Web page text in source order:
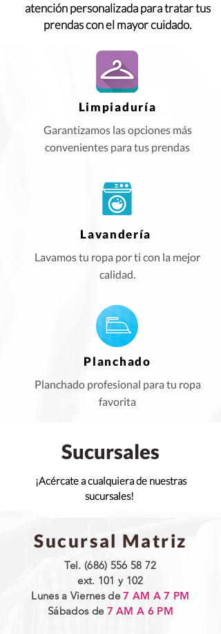
atención personalizada para tratar tus
prendas con el mayor cuidado.
Limpiaduría
Garantizamos las opciones más
convenientes para tus prendas
Lavandería
Lavamos tu ropa por ti con la mejor
calidad.
Planchado
Planchado profesional para tu ropa
favorita
Sucursales
¡Acércate a cualquiera de nuestras
sucursales!
Sucursal Matriz
Tel. (686) 556 58 72
ext. 101 y 102
Lunes a Viernes de7 AM A 7 PM
Sábados de 7 AM A 6 PM